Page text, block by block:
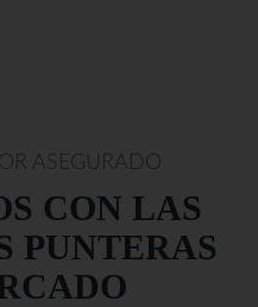
ASEGURADO
CON LAS
PUNTERAS